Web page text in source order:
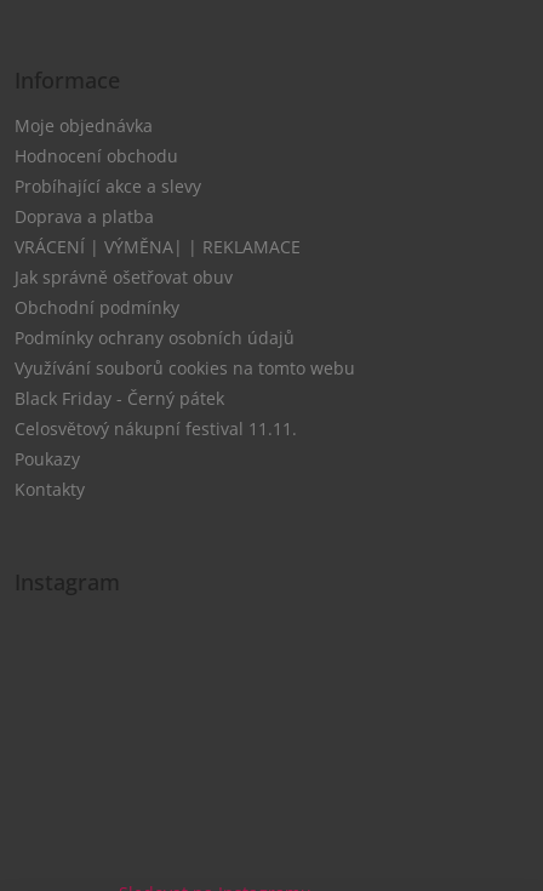
Informace
Moje objednávka
Hodnocení obchodu
Probíhající akce a slevy
Doprava a platba
VRÁCENÍ | VÝMĚNA| | REKLAMACE
Jak správně ošetřovat obuv
Obchodní podmínky
Podmínky ochrany osobních údajů
Využívání souborů cookies na tomto webu
Black Friday - Černý pátek
Celosvětový nákupní festival 11.11.
Poukazy
Kontakty
Instagram